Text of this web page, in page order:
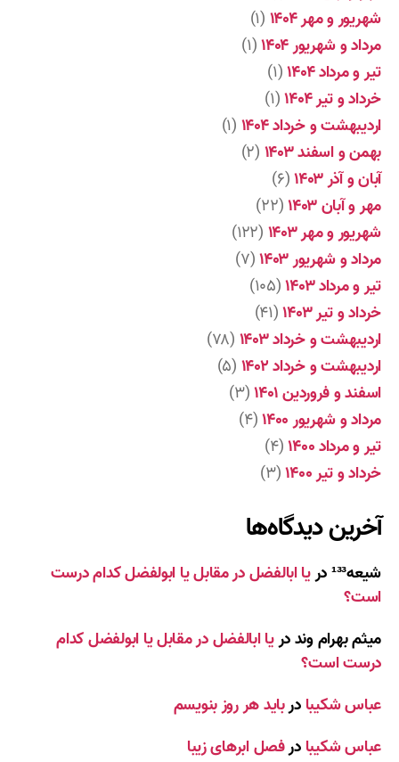
شهریور و مهر ۱۴۰۴
(۱)
مرداد و شهریور ۱۴۰۴
(۱)
تیر و مرداد ۱۴۰۴
(۱)
خرداد و تیر ۱۴۰۴
(۱)
اردیبهشت و خرداد ۱۴۰۴
(۱)
بهمن و اسفند ۱۴۰۳
(۲)
آبان و آذر ۱۴۰۳
(۶)
مهر و آبان ۱۴۰۳
(۲۲)
شهریور و مهر ۱۴۰۳
(۱۲۲)
مرداد و شهریور ۱۴۰۳
(۷)
تیر و مرداد ۱۴۰۳
(۱۰۵)
خرداد و تیر ۱۴۰۳
(۴۱)
اردیبهشت و خرداد ۱۴۰۳
(۷۸)
اردیبهشت و خرداد ۱۴۰۲
(۵)
اسفند و فروردین ۱۴۰۱
(۳)
مرداد و شهریور ۱۴۰۰
(۴)
تیر و مرداد ۱۴۰۰
(۴)
خرداد و تیر ۱۴۰۰
(۳)
آخرین دیدگاه‌ها
شیعه¹³³ دریا ابالفضل در مقابل یا ابولفضل کدام درست
است؟
میثم بهرام ونددریا ابالفضل در مقابل یا ابولفضل کدام
درست است؟
عباس شکیبا درباید هر روز بنویسم
عباس شکیبا درفصل ابرهای زیبا